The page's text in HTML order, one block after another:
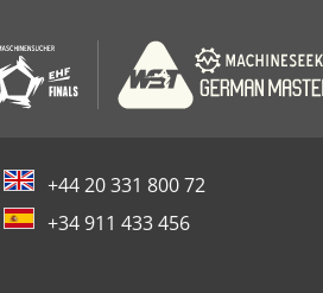
+44 20 331 800 72
+34 911 433 456